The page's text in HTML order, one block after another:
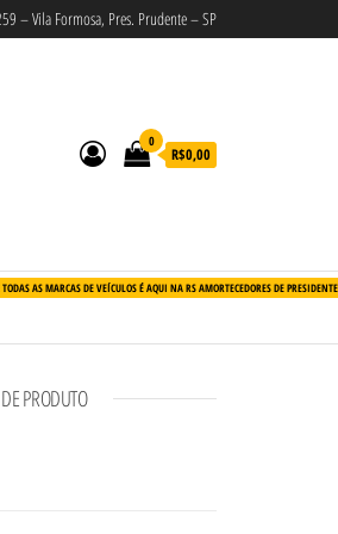
– Vila Formosa, Pres. Prudente – SP
0
R$0,00
AS MARCAS DE VEÍCULOS É AQUI NA RS AMORTECEDORES DE
PRODUTO